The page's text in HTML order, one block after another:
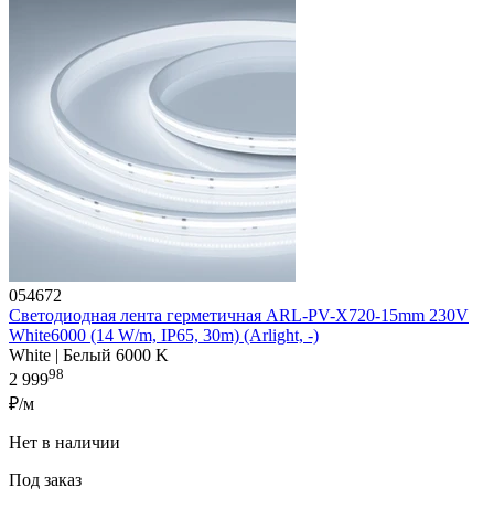
054672
Светодиодная лента герметичная ARL-PV-X720-15mm 230V
White6000 (14 W/m, IP65, 30m) (Arlight, -)
White | Белый 6000 K
2 99998
₽/м
Нет в наличии
Под заказ